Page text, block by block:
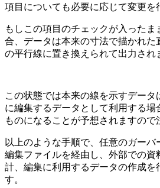
項目についても必要に応じて変更を
もしこの項目のチェックが入った
合 、データは本来の寸法で描かれ
の平行線に置き換えられて出力され
この状態では本来の線を示すデータ
に編集するデータとして利用する場
ものになることが予想されますので
以上のような手順で、任意のガーバ
編集ファイルを経由し、外部での資
計、編集に利用するデータの作成を
す。